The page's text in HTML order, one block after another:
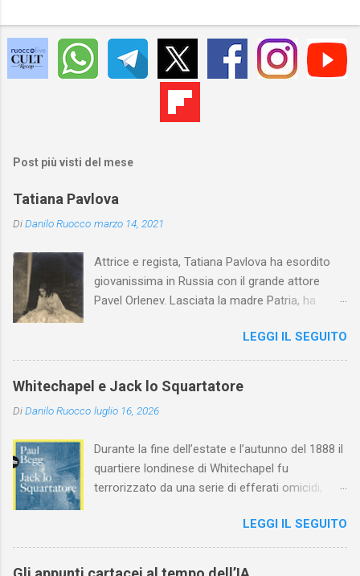
Post più visti del mese
Tatiana Pavlova
DiDanilo Ruocco marzo 14, 2021
Attrice e regista, Tatiana Pavlova ha esordito
giovanissima in Russia con il grande attore
Pavel Orlenev. Lasciata la madre Patria, ha
l'arte della Pavlova ha raggiunto la piena
maturità ed è stata in grado di rinnovare
profondamente l'attardato mondo teatrale
LEGGI IL SEGUITO
Whitechapel e Jack lo Squartatore
DiDanilo Ruocco luglio 16, 2026
Durante la fine dell’estate e l’autunno del 1888 il
quartiere londinese di Whitechapel fu
terrorizzato da una serie di efferati omicidi,
assassino ribattezzato Jack lo Squartatore la
cui identità, tutt’oggi, resta ignota. Paul Begg in
Jack lo Squartatore: la vera storia , edito da
LEGGI IL SEGUITO